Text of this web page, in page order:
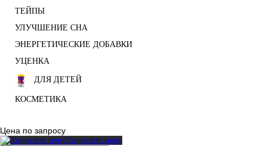
ТЕЙПЫ
УЛУЧШЕНИЕ СНА
ЭНЕРГЕТИЧЕСКИЕ ДОБАВКИ
УЦЕНКА
ДЛЯ ДЕТЕЙ
КОСМЕТИКА
Цена по запросу
Запросить цену